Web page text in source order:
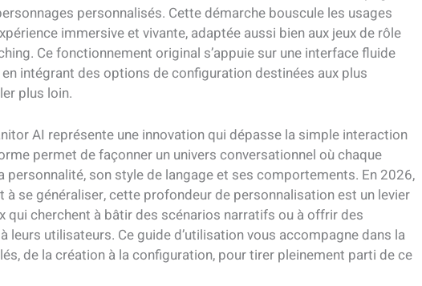
personnalisés. Cette démarche bouscule les usages
immersive et vivante, adaptée aussi bien aux jeux de rôle
Ce fonctionnement original s’appuie sur une interface fluide
intégrant des options de configuration destinées aux plus
plus loin.
AI représente une innovation qui dépasse la simple interaction
permet de façonner un univers conversationnel où chaque
personnalité, son style de langage et ses comportements. En 2026,
à se généraliser, cette profondeur de personnalisation est un levier
qui cherchent à bâtir des scénarios narratifs ou à offrir des
leurs utilisateurs. Ce guide d’utilisation vous accompagne dans la
de la création à la configuration, pour tirer pleinement parti de ce